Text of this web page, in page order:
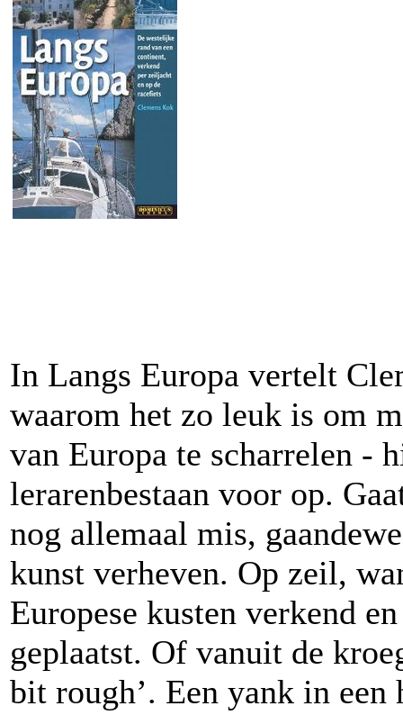
In Langs Europa vertelt
waarom het zo leuk is om
van Europa te scharrelen -
lerarenbestaan voor op.
nog allemaal mis,
kunst verheven. Op zeil,
Europese kusten verkend
geplaatst. Of vanuit de
bit rough’. Een yank in